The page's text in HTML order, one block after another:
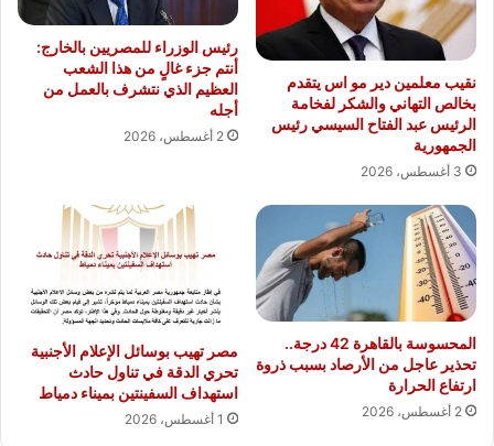
نقيب معلمين دير مو اس يتقدم
بخالص التهاني والشكر لفخامة
الرئيس عبد الفتاح السيسي رئيس
الجمهورية
3 أغسطس، 2026
رئيس الوزراء للمصريين بالخارج:
أنتم جزء غالٍ من هذا الشعب
العظيم الذي نتشرف بالعمل من
أجله
2 أغسطس، 2026
المحسوسة بالقاهرة 42 درجة..
تحذير عاجل من الأرصاد بسبب ذروة
ارتفاع الحرارة
2 أغسطس، 2026
مصر تهيب بوسائل الإعلام الأجنبية
تحري الدقة في تناول حادث
استهداف السفينتين بميناء دمياط
1 أغسطس، 2026